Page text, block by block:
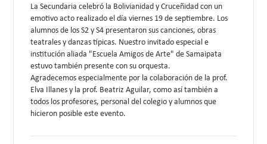
La Secundaria celebró la Bolivianidad y Cruceñidad con un
emotivo acto realizado el día viernes 19 de septiembre. Los
alumnos de los S2 y S4 presentaron sus canciones, obras
teatrales y danzas típicas. Nuestro invitado especial e
institución aliada "Escuela Amigos de Arte" de Samaipata
estuvo también presente con su orquesta.
Agradecemos especialmente por la colaboración de la prof.
Elva Illanes y la prof. Beatriz Aguilar, como así también a
todos los profesores, personal del colegio y alumnos que
hicieron posible este evento.